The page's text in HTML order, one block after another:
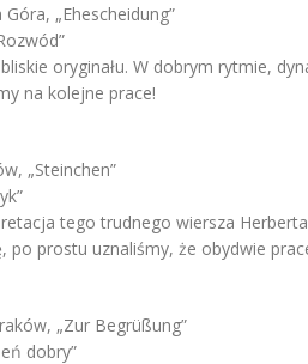
Góra, „Ehescheidung”
oryginału. W dobrym rytmie,
na kolejne prace!
„Steinchen”
tego trudnego wiersza
po prostu uznaliśmy, że obydwie
„Zur Begrüßung”
dobry”